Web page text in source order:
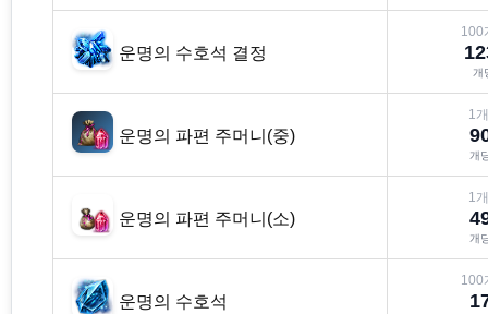
운명의 수호석 결정
100
개
운명의 파편 주머니(중)
1
개
운명의 파편 주머니(소)
1
개
운명의 수호석
100